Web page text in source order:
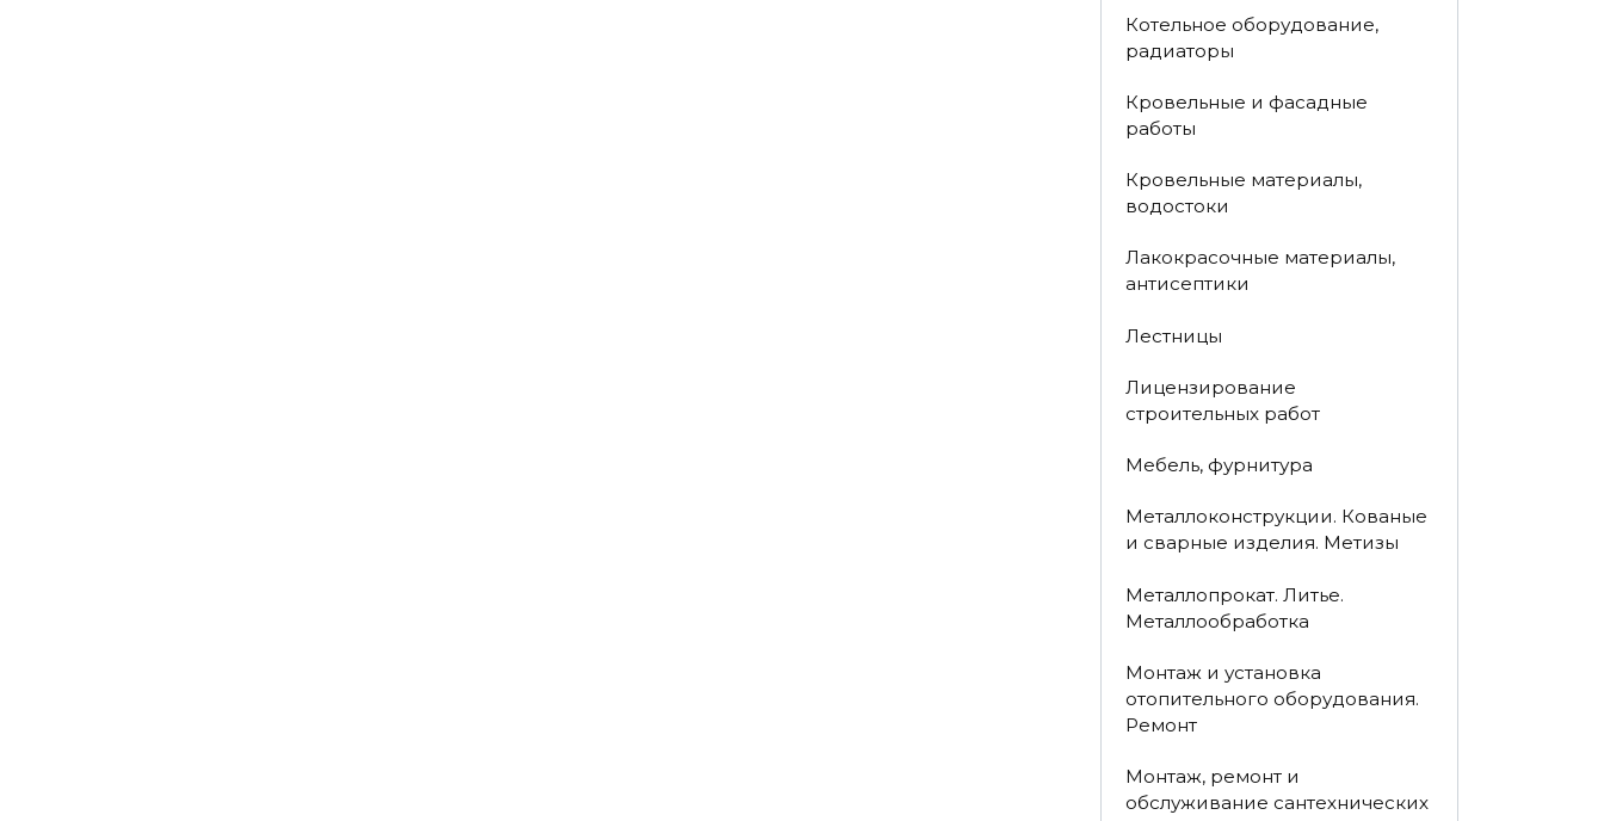
Котельное оборудование,
радиаторы
Кровельные и фасадные
работы
Кровельные материалы,
водостоки
Лакокрасочные материалы,
антисептики
Лестницы
Лицензирование
строительных работ
Мебель, фурнитура
Металлоконструкции. Кованые
и сварные изделия. Метизы
Металлопрокат. Литье.
Металлообработка
Монтаж и установка
отопительного оборудования.
Ремонт
Монтаж, ремонт и
обслуживание сантехнических